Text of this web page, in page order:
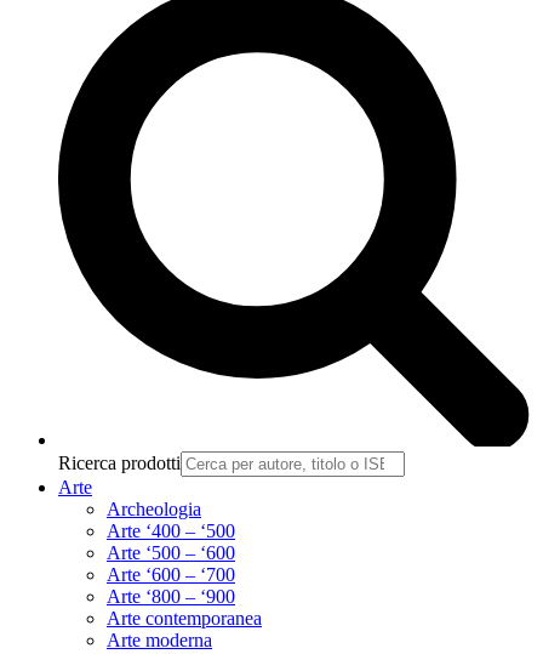
Ricerca prodotti
Arte
Archeologia
Arte ‘400 – ‘500
Arte ‘500 – ‘600
Arte ‘600 – ‘700
Arte ‘800 – ‘900
Arte contemporanea
Arte moderna